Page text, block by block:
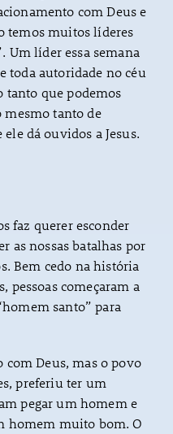
com Deus e
temos muitos líderes
Um líder essa semana
toda autoridade no céu
tanto que podemos
mesmo tanto de
dá ouvidos a Jesus.
faz querer esconder
as nossas batalhas por
Bem cedo na história
pessoas começaram a
santo” para
Deus, mas o povo
preferiu ter um
pegar um homem e
homem muito bom. O